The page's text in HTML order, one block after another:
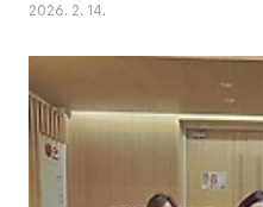
2026. 2. 14.